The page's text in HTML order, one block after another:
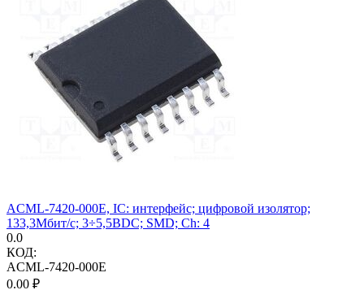
ACML-7420-000E, IC: интерфейс; цифровой изолятор;
133,3Мбит/с; 3÷5,5ВDC; SMD; Ch: 4
0.0
КОД:
ACML-7420-000E
0.00 ₽